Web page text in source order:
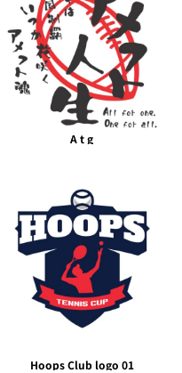
A t g
Hoops Club logo 01